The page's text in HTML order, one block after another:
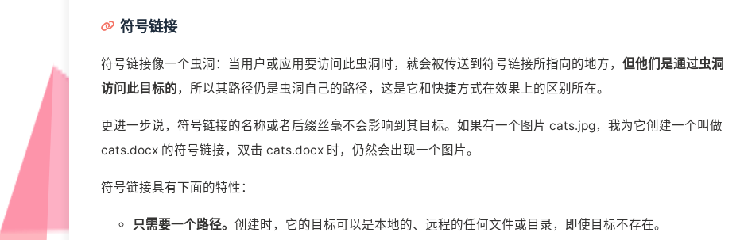
符号链接
符号链接像一个虫洞：当用户或应用要访问此虫洞时，就会被传送到符号链接所指向的地方， 但他们是通过虫洞
访问此目标的，所以其路径仍是虫洞自己的路径，这是它和快捷方式在效果上的区别所在。
更进一步说，符号链接的名称或者后缀丝毫不会影响到其目标。如果有一个图片 cats.jpg，我为它创建一个叫做
cats.docx 的符号链接，双击 cats.docx 时，仍然会出现一个图片。
符号链接具有下面的特性：
只需要一个路径。 创建时，它的目标可以是本地的、远程的任何文件或目录，即使目标不存在。